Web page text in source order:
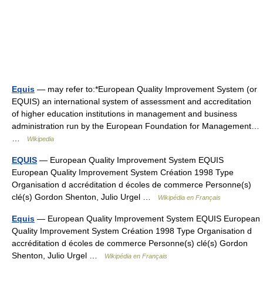
Equis — may refer to:*European Quality Improvement System (or
EQUIS) an international system of assessment and accreditation
of higher education institutions in management and business
administration run by the European Foundation for Management…
Wikipedia
EQUIS — European Quality Improvement System EQUIS
European Quality Improvement System Création 1998 Type
Organisation d accréditation d écoles de commerce Personne(s)
clé(s) Gordon Shenton, Julio Urgel …
Wikipédia en Français
Equis — European Quality Improvement System EQUIS European
Quality Improvement System Création 1998 Type Organisation d
accréditation d écoles de commerce Personne(s) clé(s) Gordon
Shenton, Julio Urgel …
Wikipédia en Français